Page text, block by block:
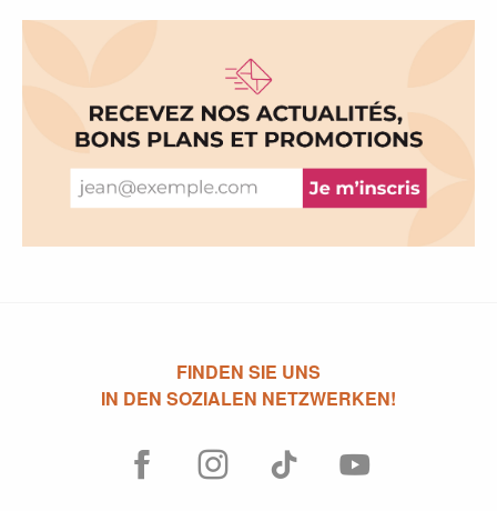
FINDEN SIE UNS
IN DEN SOZIALEN NETZWERKEN!